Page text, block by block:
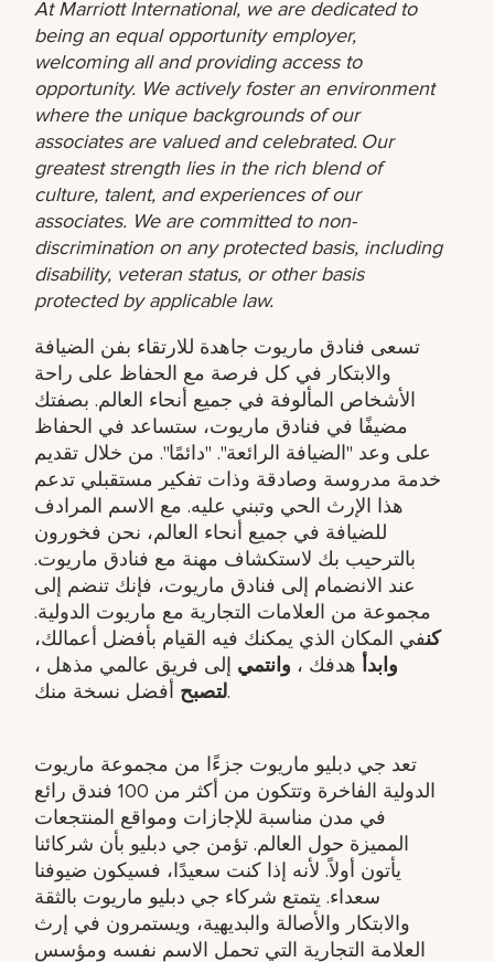
At Marriott International, we are dedicated to
being an equal opportunity employer,
welcoming all and providing access to
opportunity. We actively foster an environment
where the unique backgrounds of our
associates are valued and celebrated. Our
greatest strength lies in the rich blend of
culture, talent, and experiences of our
associates. We are committed to non-
discrimination on any protected basis, including
disability, veteran status, or other basis
protected by applicable law.
تسعى فنادق ماريوت جاهدة للارتقاء بفن الضيافة
والابتكار في كل فرصة مع الحفاظ على راحة
الأشخاص المألوفة في جميع أنحاء العالم. بصفتك
مضيفًا في فنادق ماريوت، ستساعد في الحفاظ
على وعد "الضيافة الرائعة". "دائمًا". من خلال تقديم
خدمة مدروسة وصادقة وذات تفكير مستقبلي تدعم
هذا الإرث الحي وتبني عليه. مع الاسم المرادف
للضيافة في جميع أنحاء العالم، نحن فخورون
بالترحيب بك لاستكشاف مهنة مع فنادق ماريوت.
عند الانضمام إلى فنادق ماريوت، فإنك تنضم إلى
مجموعة من العلامات التجارية مع ماريوت الدولية.
كنفي المكان الذي يمكنك فيه القيام بأفضل أعمالك،
وابدأ هدفك ​، وانتمي إلى فريق عالمي مذهل ​،
لتصبحأفضل نسخة منك.
تعد جي دبليو ماريوت جزءًا من مجموعة ماريوت
الدولية الفاخرة وتتكون من أكثر من 100 فندق رائع
في مدن مناسبة للإجازات ومواقع المنتجعات
المميزة حول العالم. تؤمن جي دبليو بأن شركائنا
يأتون أولاً. لأنه إذا كنت سعيدًا، فسيكون ضيوفنا
سعداء. يتمتع شركاء جي دبليو ماريوت بالثقة
والابتكار والأصالة والبديهية، ويستمرون في إرث
العلامة التجارية التي تحمل الاسم نفسه ومؤسس